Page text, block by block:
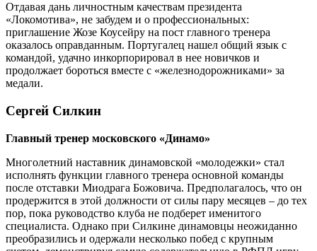
Отдавая дань личностным качествам президента
«Локомотива», не забудем и о профессиональных:
приглашение Жозе Ко­усейру на пост главного тренера
оказалось оправданным. Португалец нашел общий язык с
командой, удачно инкорпорировал в нее новичков и
продолжает бороться вместе с «железнодорожниками» за
медали.
Сергей Силкин
Главный тренер московского «Динамо»
Многолетний наставник динамовской «молодежки» стал
исполнять функции главного тренера основной команды
после отставки Миодрага Божовича. Предполагалось, что он
продержится в этой должности от силы пару месяцев – до тех
пор, пока руководство клуба не подберет именитого
специалиста. Однако при Силкине динамовцы неожиданно
преобразились и одержали несколько побед с крупным